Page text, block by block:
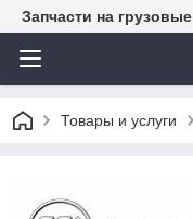
Запчасти на
Товары и услуги